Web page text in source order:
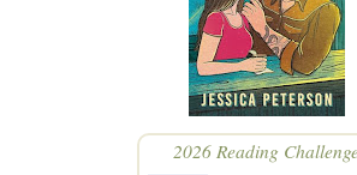
2026 Reading